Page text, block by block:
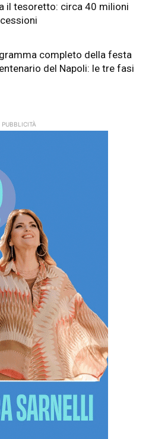
il tesoretto: circa 40 milioni
completo della festa
del Napoli: le tre fasi
PUBBLICITÀ